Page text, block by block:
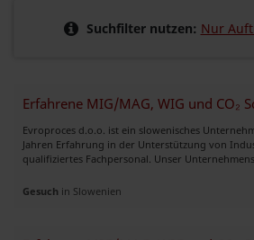
Suchfilter nutzen: Nur
Evroproces d.o.o. ist ein slowenisches
Jahren Erfahrung in der Unterstützung von
qualifiziertes Fachpersonal. Unser
Gesuch in Slowenien